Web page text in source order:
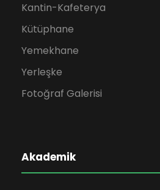
Kantin-Kafeterya
Kütüphane
Yemekhane
Yerleşke
Fotoğraf Galerisi
Akademik